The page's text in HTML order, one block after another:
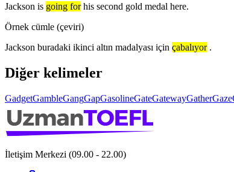
Jackson is going for his second gold medal here.
Örnek cümle (çeviri)
Jackson buradaki ikinci altın madalyası için çabalıyor .
Diğer kelimeler
GadgetGambleGangGapGasolineGateGatewayGatherGaze
İletişim Merkezi (09.00 - 22.00)